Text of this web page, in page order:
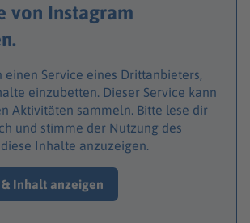
von Instagram
Service eines Drittanbieters,
einzubetten. Dieser Service kann
Aktivitäten sammeln. Bitte lese dir
und stimme der Nutzung des
Inhalte anzuzeigen.
Inhalt anzeigen